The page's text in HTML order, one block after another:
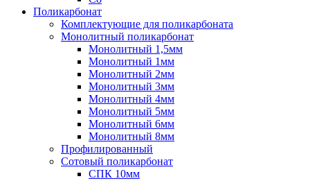
Поликарбонат
Комплектующие для поликарбоната
Монолитный поликарбонат
Монолитный 1,5мм
Монолитный 1мм
Монолитный 2мм
Монолитный 3мм
Монолитный 4мм
Монолитный 5мм
Монолитный 6мм
Монолитный 8мм
Профилированный
Сотовый поликарбонат
СПК 10мм